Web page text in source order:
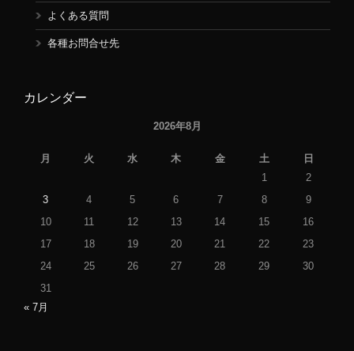
よくある質問
各種お問合せ先
カレンダー
2026年8月
月 火 水 木 金 土
日
1
2
3
4 5 6 7 8
9
10
11 12 13 14 15
16
17
18 19 20 21 22
23
24
25 26 27 28 29
30
31
« 7月